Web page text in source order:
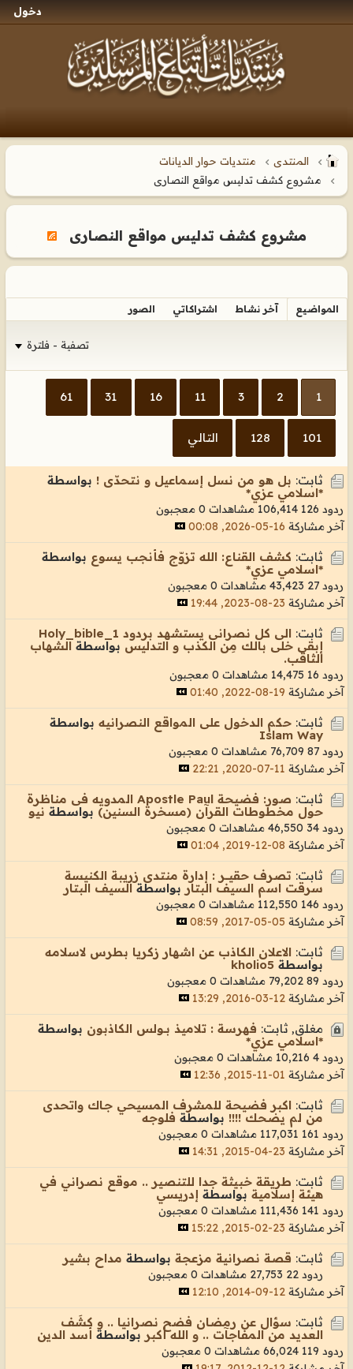
دخول
المنتدى
منتديات حوار الديانات
مشروع كشف تدليس مواقع النصارى
مشروع كشف تدليس مواقع النصارى
المواضيع آخر نشاط اشتراكاتي الصور
تصفية - فلترة
1
2
3
11
16
31
61
101
128 التالي
ثابت: بل هو من نسل إسماعيل و نتحدّى ! بواسطة
*اسلامي عزي*
ردود 126 106,414 مشاهدات
0 معجبون
آخر مشاركة 16-05-2026, 00:08
ثابت: كشف القناع: الله تزوّج فأنجب يسوع بواسطة
*اسلامي عزي*
ردود 27 43,423 مشاهدات
0 معجبون
آخر مشاركة 23-08-2023, 19:44
ثابت:
الى كل نصرانى يستشهد بردود Holy_bible_1
إبقى خلى بالك مِن الكذب و التدليس بواسطة الشهاب
الثاقب.
ردود 16 14,475 مشاهدات
0 معجبون
آخر مشاركة 19-08-2022, 01:40
ثابت: حكم الدخول على المواقع النصرانيه بواسطة
Islam Way
ردود 87 76,709 مشاهدات
0 معجبون
آخر مشاركة 11-07-2020, 22:21
ثابت:
صور: فضيحة Apostle Paul المدويه فى مناظرة
حول مخطوطات القرآن (مسخرة السنين) بواسطة نيو
ردود 34 46,550 مشاهدات
0 معجبون
آخر مشاركة 08-12-2019, 01:04
ثابت: تصرف حقيــــر : إدارة منتدى زريبة الكنيسة
سرقت اسم السيف البتار بواسطةالسيف البتار
ردود 146 112,550 مشاهدات
0 معجبون
آخر مشاركة 05-05-2017, 08:59
ثابت: الاعلان الكاذب عن اشهار زكريا بطرس لاسلامه
بواسطة kholio5
ردود 89 79,202 مشاهدات
0 معجبون
آخر مشاركة 12-03-2016, 13:29
مغلق, ثابت: فهرسة : تلاميذ بــولس الكاذبون بواسطة
*اسلامي عزي*
ردود 4 10,216 مشاهدات
0 معجبون
آخر مشاركة 01-11-2015, 12:36
ثابت: اكبر فضيحة للمشرف المسيحي جـاك واتحدى
من لم يضحك !!!! بواسطة فلوجه
ردود 161 117,031 مشاهدات
0 معجبون
آخر مشاركة 23-04-2015, 14:31
ثابت: طريقة خبيثة جدا للتنصير .. موقع نصراني في
هيئة إسلامية بواسطة إدريسي
ردود 141 111,436 مشاهدات
0 معجبون
آخر مشاركة 23-02-2015, 15:22
ثابت: قصة نصرانية مزعجة بواسطة مداح بشير
ردود 22 27,753 مشاهدات
0 معجبون
آخر مشاركة 12-09-2014, 12:10
ثابت: سؤال عن رمضان فضح نصرانيا .. و كشَف
العديد من المفاجآت .. و الله أكبر بواسطة أسد الدين
ردود 119 66,024 مشاهدات
0 معجبون